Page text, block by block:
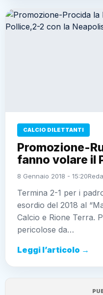
CALCIO DILETTANTI
Promozione-
fanno volare il
8 Gennaio 2018 - 15:20
Termina 2-1 per i
esordio del 2018 al
Calcio e Rione Terra.
pericolose da…
Leggi l’articolo →